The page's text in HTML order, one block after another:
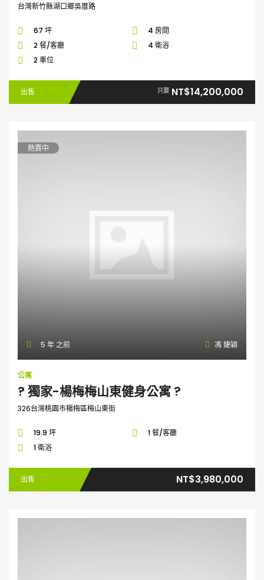
台灣新竹縣湖口鄉吳厝路
67 坪
4 房間
2 餐/客廳
4 衛浴
2 車位
出售 只要 NT$14,200,000
熱賣中
5 年 之前 馮 婕穎
公寓
? 獨家-楊梅梅山東健身公寓 ?
326台灣桃園市楊梅區梅山東街
19.9 坪
1 餐/客廳
1 衛浴
出售 NT$3,980,000